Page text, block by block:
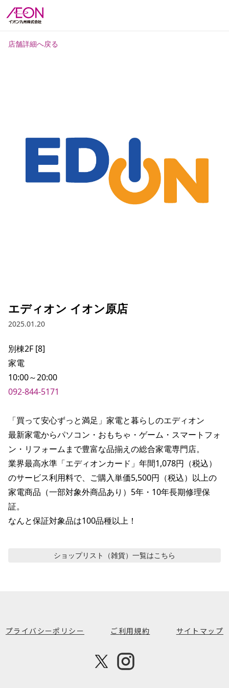
店舗詳細へ戻る
エディオン イオン原店
2025.01.20
別棟2F [8]
家電
092-844-5171
「買って安心ずっと満足」家電と暮らしのエディオン
最新家電からパソコン・おもちゃ・ゲーム・スマートフォ
ン・リフォームまで豊富な品揃えの総合家電専門店。
業界最高水準「エディオンカード」年間1,078円（税込）
のサービス利用料で、ご購入単価5,500円（税込）以上の
家電商品（一部対象外商品あり）5年・10年長期修理保
証。
なんと保証対象品は100品種以上！
ショップリスト（雑貨） 一覧はこちら
プライバシーポリシー ご利用規約 サイトマップ